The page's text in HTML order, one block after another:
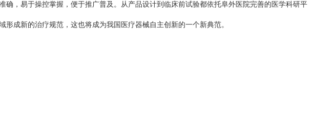
，易于操控掌握，便于推广普及。从产品设计到临床前试验都依托阜外医院完善的医学科研平
成新的治疗规范，这也将成为我国医疗器械自主创新的一个新典范。